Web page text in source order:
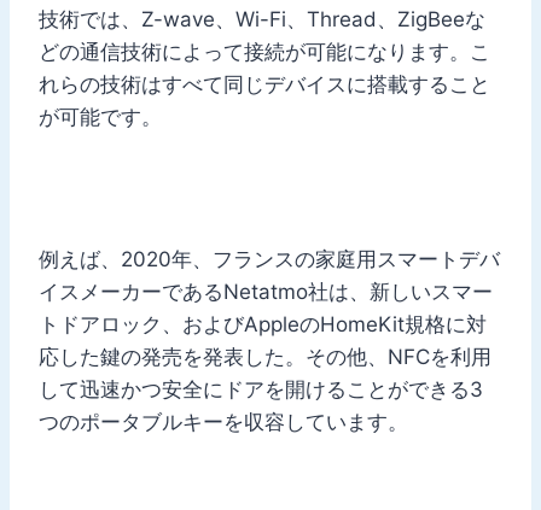
技術では、Z-wave、Wi-Fi、Thread、ZigBeeな
どの通信技術によって接続が可能になります。こ
れらの技術はすべて同じデバイスに搭載すること
が可能です。
例えば、2020年、フランスの家庭用スマートデバ
イスメーカーであるNetatmo社は、新しいスマー
トドアロック、およびAppleのHomeKit規格に対
応した鍵の発売を発表した。その他、NFCを利用
して迅速かつ安全にドアを開けることができる3
つのポータブルキーを収容しています。